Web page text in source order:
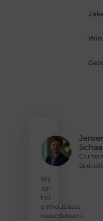
Content
Wij
zijn
het
enthousiaste
redactieteam